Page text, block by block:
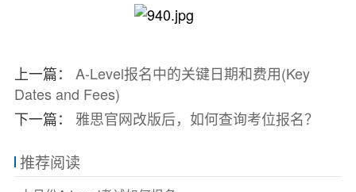
上一篇： A-Level报名中的关键日期和费用(Key
Dates and Fees)
下一篇： 雅思官网改版后，如何​查询考位报名？
推荐阅读